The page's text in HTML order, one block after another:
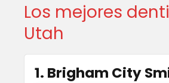
Los mejores
Utah
1. Brigham City